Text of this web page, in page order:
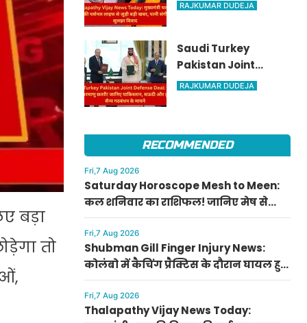
बड़ा
तो
संगीता संग सुलझा
विवाद
RAJKUMAR DUDEJA
Saudi Turkey
Pakistan Joint
Defense Deal: तुर्की
गठबंधन के मायने
RAJKUMAR DUDEJA
RECOMMENDED
Fri,7 Aug 2026
Saturday Horoscope Mesh to Meen:
कल शनिवार का राशिफल! जानिए मेष से
मीन राशि वालों के लिए कैसा रहेगा दिन, किसे
मिलेगा आर्थिक लाभ
Fri,7 Aug 2026
Shubman Gill Finger Injury News:
कोलंबो में कैचिंग प्रैक्टिस के दौरान घायल हुए
शुभमन गिल, जानिए गॉल टेस्ट में खेलेंगे या
नहीं
Fri,7 Aug 2026
Thalapathy Vijay News Today: